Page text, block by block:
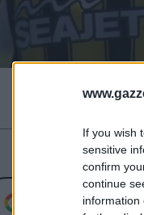
If you wish
sensitive
confirm
continue
information
Ανακαλύψτε